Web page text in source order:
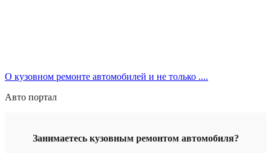
О кузовном ремонте автомобилей и не только ....
Авто портал
Занимаетесь кузовным ремонтом автомобиля?